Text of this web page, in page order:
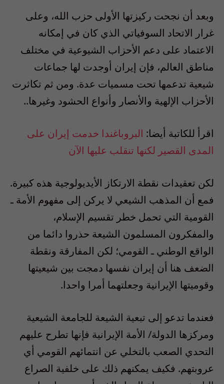
وبعد أن نجحت ركيزتها الأولى حزب الله، وعلى
غرار الاتحاد السوفياتي الذي كان في إمكانه
الاعتماد على دعم الأحزاب الشيوعية في مختلف
مناطق العالم، فإن إيران أوجدت لها جماعات
شيعية تدعمها تحت مسميات عدة. ومن ثم تكاثرت
الأحزاب الإلهية والأنصار وأنواع الحشود وغيرها..
اقرأ للكاتبة أيضا: البروباغندا خدمت إيران على
المدى القصير لكنها تنقلب عليها الآن
لكن تعقيدات نقطة الارتكاز الأيديولوجية هذه كبيرة.
فمع أن المذهب الشيعي لا يركن إلى مفهوم الأمة ـ
القومية التي تحمل خطر تقسيم الإسلام،
والمفكرون المسلمون الشيعة حذروا دائما من
الواقع الوطني ـ القومي؛ لكن المفارقة ونقطة
الضعف هنا أن إيران نفسها دمجت بين شيعيتها
وقوميتها الإيرانية وجعلتهما أمرا واحدا.
فعندما تدعو إلى تبعية الشيعة للجامعة الشيعية
ومركزها الدولة/ الأمة الإيرانية فإنها تطرح عليهم
التحدي الصعب بالتخلي عن انتمائهم القومي أي
عروبتهم. فكيف يمكنهم ذلك على خلفية الصراع